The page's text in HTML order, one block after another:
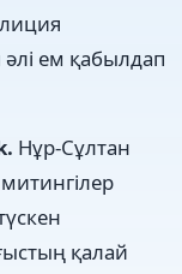
ем қабылдап
Нұр-Сұлтан
қалай